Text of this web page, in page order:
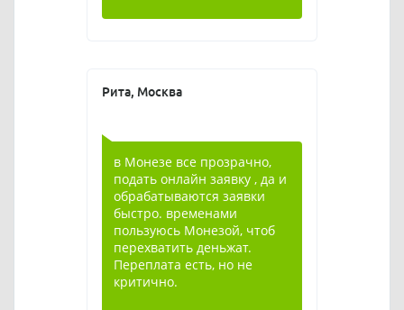
Рита, Москва
в Монезе все прозрачно,
подать онлайн заявку , да и
обрабатываются заявки
быстро. временами
пользуюсь Монезой, чтоб
перехватить деньжат.
Переплата есть, но не
критично.